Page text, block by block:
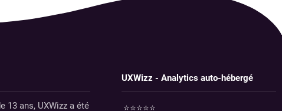
13 ans, UXWizz a été
UXWizz - Analytics auto-hébergé
⭐⭐⭐⭐⭐